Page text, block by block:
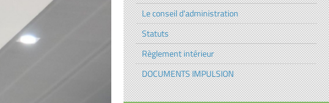
Le conseil d'administration
Statuts
Règlement intérieur
DOCUMENTS IMPULSION